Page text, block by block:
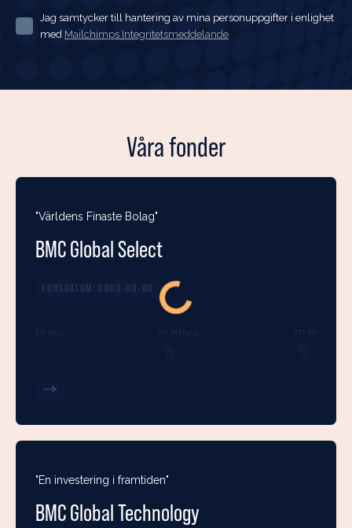
Jag samtycker till hantering av mina personuppgifter i enlighet
med Mailchimps Integritetsmeddelande
Våra fonder
"Världens Finaste Bolag"
BMC Global Select
KURSDATUM: 0000-00-00
"En investering i framtiden"
BMC Global Technology